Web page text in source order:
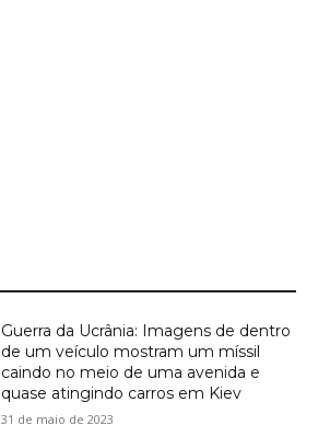
Guerra da Ucrânia: Imagens de dentro
de um veículo mostram um míssil
caindo no meio de uma avenida e
quase atingindo carros em Kiev
31 de maio de 2023